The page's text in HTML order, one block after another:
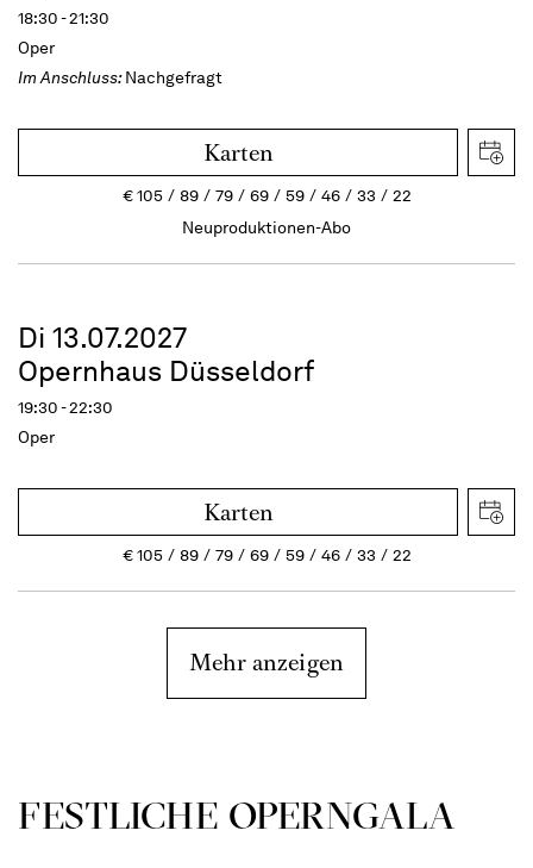
18:30 - 21:30
Oper
Im Anschluss:Nachgefragt
Karten
€105 89 79 69 59 46 33
22
Neuproduktionen-Abo
Di 13.07.2027
Opernhaus Düsseldorf
19:30 - 22:30
Oper
Karten
€105 89 79 69 59 46 33 22
Mehr anzeigen
FEST­LICHE OPERN­GALA